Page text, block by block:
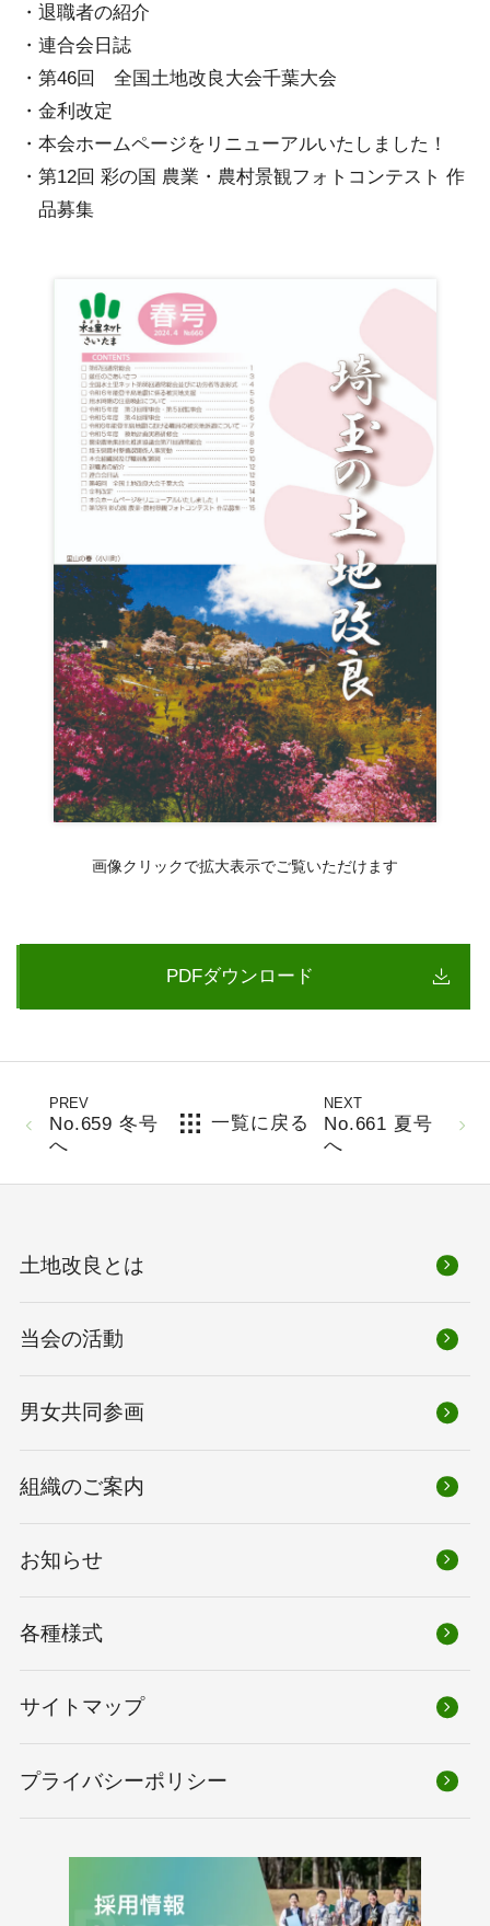
退職者の紹介
連合会日誌
第46回 全国土地改良大会千葉大会
金利改定
本会ホームページをリニューアルいたしました！
第12回 彩の国 農業・農村景観フォトコンテスト 作
品募集
画像クリックで拡大表示でご覧いただけます
PDFダウンロード
PREV
No.659 冬号
へ
一覧に戻る
NEXT
No.661 夏号
へ
土地改良とは
当会の活動
男女共同参画
組織のご案内
お知らせ
各種様式
サイトマップ
プライバシーポリシー